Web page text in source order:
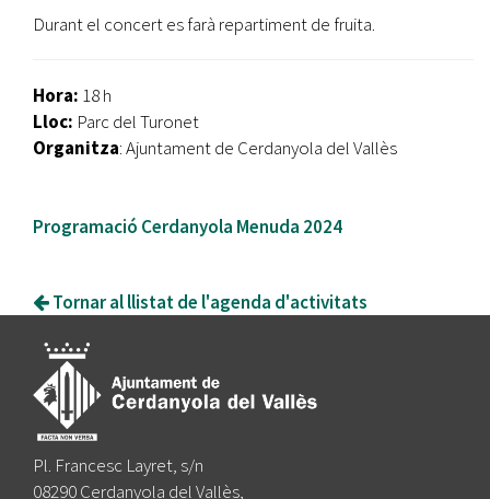
Durant el concert es farà repartiment de fruita.
Hora: 18 h
Lloc: Parc del Turonet
Organitza: Ajuntament de Cerdanyola del Vallès
Programació Cerdanyola Menuda 2024
Tornar al llistat de l'agenda d'activitats
Pl. Francesc Layret, s/n
08290 Cerdanyola del Vallès,